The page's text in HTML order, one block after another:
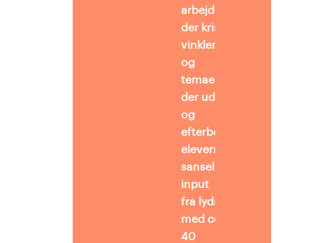
arbejdes
der kristendomsfagligt
vinkler
og
temaer,
der udvider
og
efterbearbejder
elevernes
sanselige
input
fra lydrejserne samt
med centrale
40